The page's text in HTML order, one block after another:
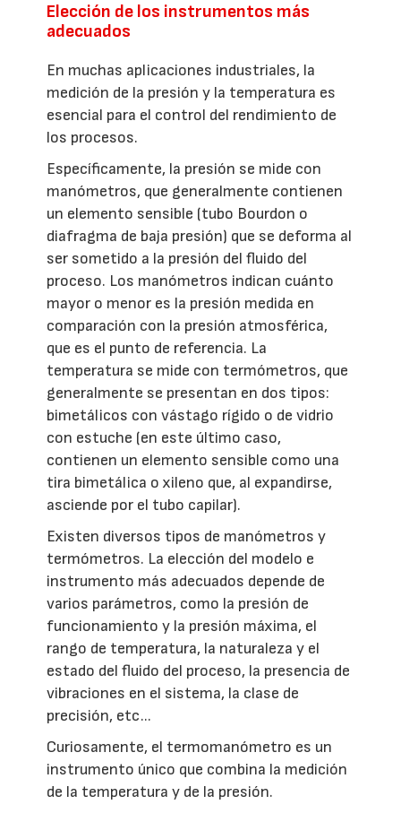
Elección de los instrumentos más
adecuados
En muchas aplicaciones industriales, la
medición de la presión y la temperatura es
esencial para el control del rendimiento de
los procesos.
Específicamente, la presión se mide con
manómetros, que generalmente contienen
un elemento sensible (tubo Bourdon o
diafragma de baja presión) que se deforma al
ser sometido a la presión del fluido del
proceso. Los manómetros indican cuánto
mayor o menor es la presión medida en
comparación con la presión atmosférica,
que es el punto de referencia. La
temperatura se mide con termómetros, que
generalmente se presentan en dos tipos:
bimetálicos con vástago rígido o de vidrio
con estuche (en este último caso,
contienen un elemento sensible como una
tira bimetálica o xileno que, al expandirse,
asciende por el tubo capilar).
Existen diversos tipos de manómetros y
termómetros. La elección del modelo e
instrumento más adecuados depende de
varios parámetros, como la presión de
funcionamiento y la presión máxima, el
rango de temperatura, la naturaleza y el
estado del fluido del proceso, la presencia de
vibraciones en el sistema, la clase de
precisión, etc...
Curiosamente, el termomanómetro es un
instrumento único que combina la medición
de la temperatura y de la presión.